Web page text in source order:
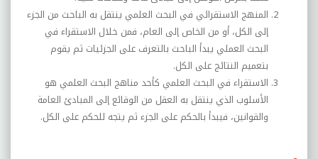
المنهج الاستقرائي في البحث العلمي ينتقل به الباحث من الجزء
إلى الكل، أو من الخاص إلى العام، فمن خلال الاستقراء في
البحث العملي يبدأ الباحث بالتعرف على الجزئيات ثم يقوم
بتعميم النتائج على الكل.
الاستقراء في البحث العلمي كأحد مناهج البحث العلمي هو
الأسلوب الذي ينتقل به العقل من الوقائع إلى المبادئ العامة
والقوانين، فيبدأ بالحكم على الجزء ثم يتجه للحكم على الكل.